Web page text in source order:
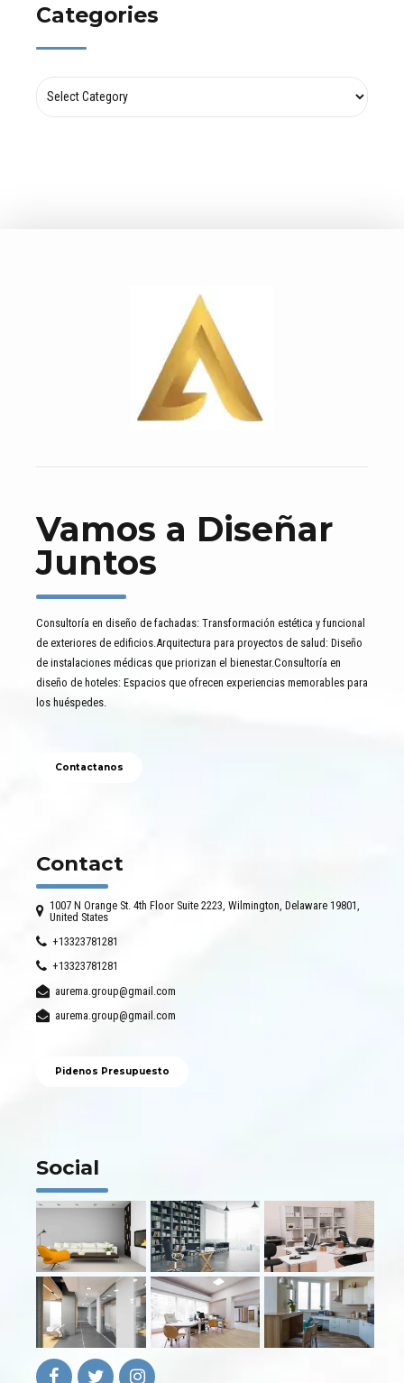
Categories
Vamos a Diseñar
Juntos
Consultoría en diseño de fachadas: Transformación estética y funcional
de exteriores de edificios.Arquitectura para proyectos de salud: Diseño
de instalaciones médicas que priorizan el bienestar.Consultoría en
diseño de hoteles: Espacios que ofrecen experiencias memorables para
los huéspedes.
Contactanos
Contact
1007 N Orange St. 4th Floor Suite 2223, Wilmington, Delaware 19801,
United States
+13323781281
+13323781281
aurema.group@gmail.com
aurema.group@gmail.com
Pidenos Presupuesto
Social